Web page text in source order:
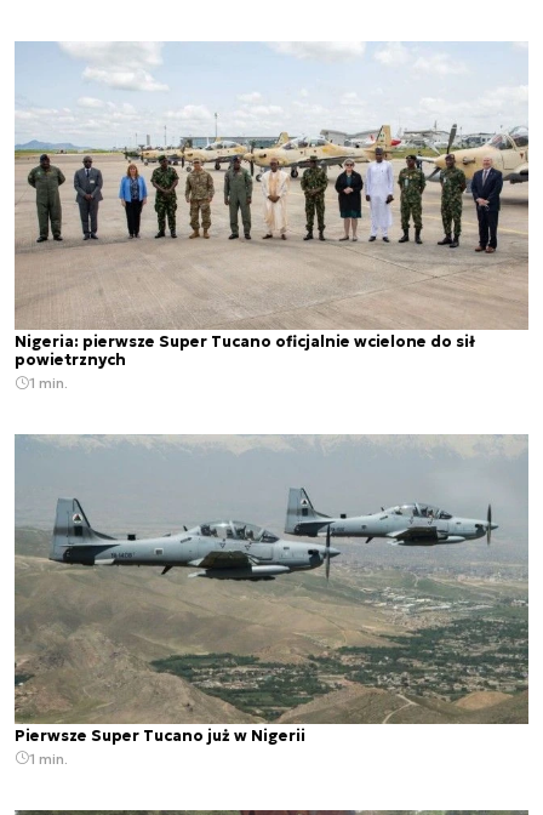
Nigeria: pierwsze Super Tucano oficjalnie wcielone do sił
powietrznych
1 min.
Pierwsze Super Tucano już w Nigerii
1 min.